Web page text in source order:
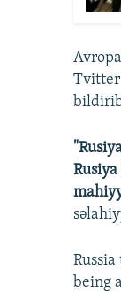
Tvitter
being